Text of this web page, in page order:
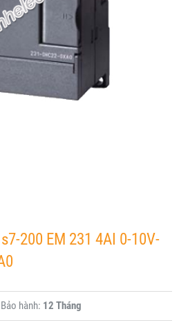
200 EM 231 4AI 0-10V-
Bảo hành: 12 Tháng